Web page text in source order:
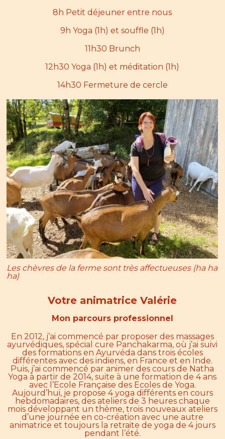
8h Petit déjeuner entre nous
9h Yoga (1h) et souffle (1h)
11h30 Brunch
12h30 Yoga (1h) et méditation (1h)
14h30 Fermeture de cercle
Les chèvres de la ferme sont très affectueuses (ha ha
ha)
Votre animatrice Valérie
Mon parcours professionnel
En 2012, j’ai commencé par proposer des massages
ayurvédiques, spécial cure Panchakarma, où j’ai suivi
des formations en Ayurvéda dans trois écoles
différentes avec des indiens, en France et en Inde.
Puis, j’ai commencé par animer des cours de Natha
Yoga à partir de 2014, suite à une formation de 4 ans
avec l’Ecole Française des Ecoles de Yoga.
Aujourd’hui, je propose 4 yoga différents en cours
hebdomadaires, des ateliers de 3 heures chaque
mois développant un thème, trois nouveaux ateliers
d’une journée en co-création avec une autre
animatrice et toujours la retraite de yoga de 4 jours
pendant l’été.